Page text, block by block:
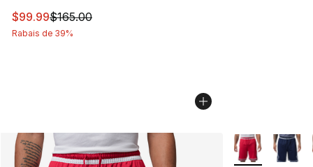
Cet article est en solde. Le prix est passé de $165.00 à
$99.99$165.00
Rabais de 39%
Plus de